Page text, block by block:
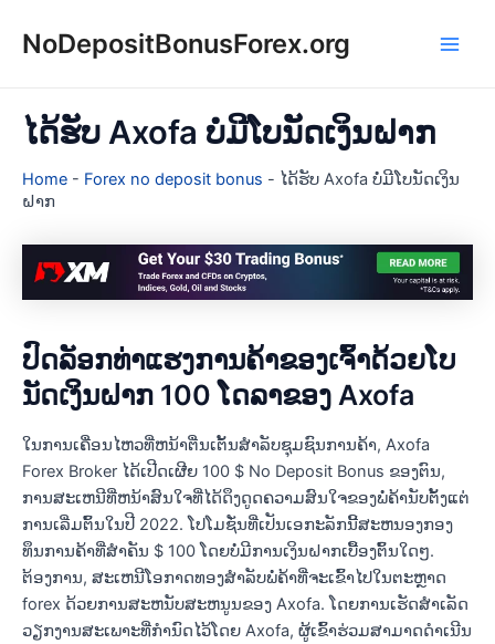
NoDepositBonusForex.org
ໄດ້ຮັບ Axofa ບໍ່ມີໂບນັດເງິນຝາກ
Home - Forex no deposit bonus - ໄດ້ຮັບ Axofa ບໍ່ມີໂບນັດເງິນ
ຝາກ
ປົດລັອກທ່າແຮງການຄ້າຂອງເຈົ້າດ້ວຍໂບ
ນັດເງິນຝາກ 100 ໂດລາຂອງ Axofa
ໃນການເຄື່ອນໄຫວທີ່ຫນ້າຕື່ນເຕັ້ນສໍາລັບຊຸມຊົນການຄ້າ, Axofa
Forex Broker ໄດ້ເປີດເຜີຍ 100 $ No Deposit Bonus ຂອງຕົນ,
ການສະເຫນີທີ່ຫນ້າສົນໃຈທີ່ໄດ້ດຶງດູດຄວາມສົນໃຈຂອງພໍ່ຄ້ານັບຕັ້ງແຕ່
ການເລີ່ມຕົ້ນໃນປີ 2022. ໂປໂມຊັ່ນທີ່ເປັນເອກະລັກນີ້ສະຫນອງກອງ
ທຶນການຄ້າທີ່ສໍາຄັນ $ 100 ໂດຍບໍ່ມີການເງິນຝາກເບື້ອງຕົ້ນໃດໆ.
ຕ້ອງການ, ສະເຫນີໂອກາດທອງສໍາລັບພໍ່ຄ້າທີ່ຈະເຂົ້າໄປໃນຕະຫຼາດ
forex ດ້ວຍການສະຫນັບສະຫນູນຂອງ Axofa. ໂດຍການເຮັດສໍາເລັດ
ວຽກງານສະເພາະທີ່ກໍານົດໄວ້ໂດຍ Axofa, ຜູ້ເຂົ້າຮ່ວມສາມາດດໍາເນີນ